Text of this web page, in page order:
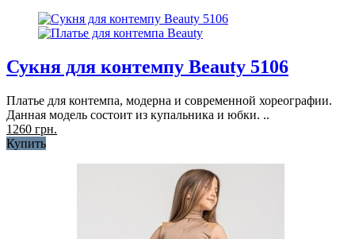
Сукня для контемпу Beauty 5106
Платье для контемпа, модерна и современной хореографии.
Данная модель состоит из купальника и юбки. ..
1260 грн.
Купить